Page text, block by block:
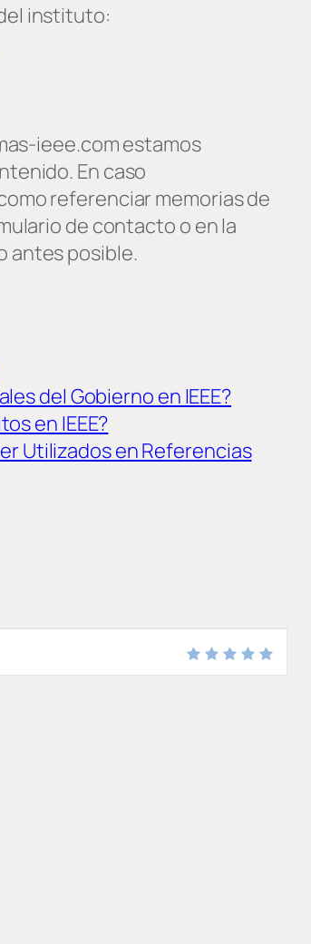
instituto:
ieee.com estamos
En caso
referenciar memorias de
de contacto o en la
antes posible.
del Gobierno en IEEE?
en IEEE?
Utilizados en Referencias